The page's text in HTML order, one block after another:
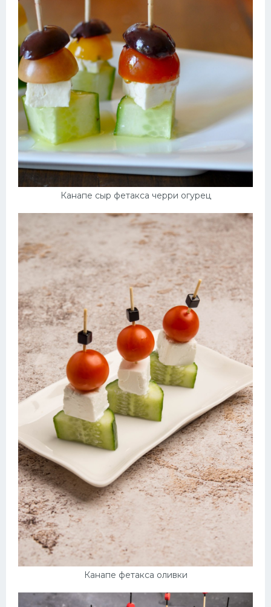
Канапе сыр фетакса черри огурец
Канапе фетакса оливки